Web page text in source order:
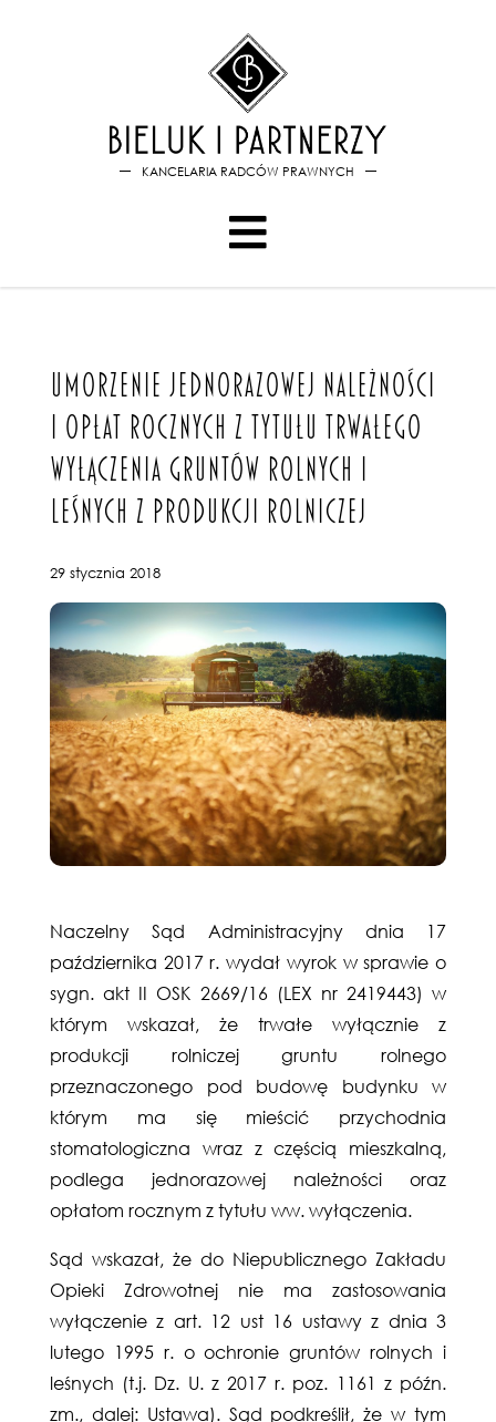
KANCELARIA RADCÓW PRAWNYCH
UMORZENIE JEDNORAZOWEJ NALEŻNOŚCI
I OPŁAT ROCZNYCH Z TYTUŁU TRWAŁEGO
WYŁĄCZENIA GRUNTÓW ROLNYCH I
LEŚNYCH Z PRODUKCJI ROLNICZEJ
29 stycznia 2018
Naczelny Sąd Administracyjny dnia 17
października 2017 r. wydał wyrok w sprawie o
sygn. akt II OSK 2669/16 (LEX nr 2419443) w
którym wskazał, że trwałe wyłącznie z
produkcji rolniczej gruntu rolnego
przeznaczonego pod budowę budynku w
którym ma się mieścić przychodnia
stomatologiczna wraz z częścią mieszkalną,
podlega jednorazowej należności oraz
opłatom rocznym z tytułu ww. wyłączenia.
Sąd wskazał, że do Niepublicznego Zakładu
Opieki Zdrowotnej nie ma zastosowania
wyłączenie z art. 12 ust 16 ustawy z dnia 3
lutego 1995 r. o ochronie gruntów rolnych i
leśnych (t.j. Dz. U. z 2017 r. poz. 1161 z późn.
zm., dalej: Ustawa). Sąd podkreślił, że w tym